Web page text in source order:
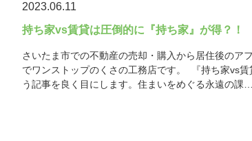
2023.06.11
持ち家vs賃貸は圧倒的に『持ち家』が得？！
さいたま市での不動産の売却・購入から居住後のア
でワンストップのくさの工務店です。 『持ち家vs
う記事を良く目にします。住まいをめぐる永遠の課